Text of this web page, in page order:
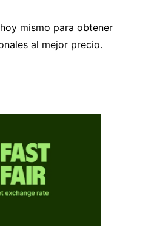
hoy mismo para obtener
al mejor precio.